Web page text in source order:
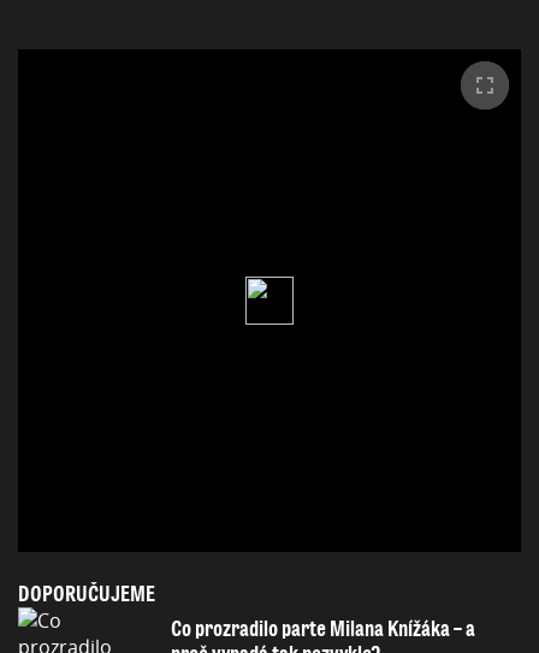
DOPORUČUJEME
Co prozradilo parte Milana Knížáka – a